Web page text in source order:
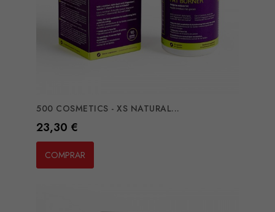
500 COSMETICS - XS NATURAL...
Preço
23,30 €
COMPRAR